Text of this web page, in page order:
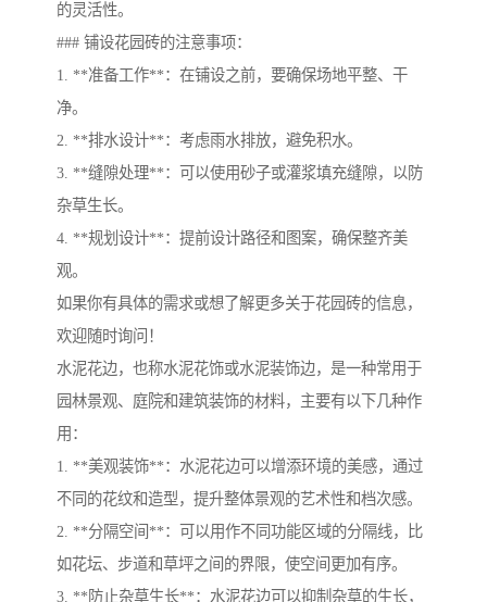
的灵活性。
### 铺设花园砖的注意事项：
1. **准备工作**：在铺设之前，要确保场地平整、干
净。
2. **排水设计**：考虑雨水排放，避免积水。
3. **缝隙处理**：可以使用砂子或灌浆填充缝隙，以防
杂草生长。
4. **规划设计**：提前设计路径和图案，确保整齐美
观。
如果你有具体的需求或想了解更多关于花园砖的信息，
欢迎随时询问！
水泥花边，也称水泥花饰或水泥装饰边，是一种常用于
园林景观、庭院和建筑装饰的材料，主要有以下几种作
用：
1. **美观装饰**：水泥花边可以增添环境的美感，通过
不同的花纹和造型，提升整体景观的艺术性和档次感。
2. **分隔空间**：可以用作不同功能区域的分隔线，比
如花坛、步道和草坪之间的界限，使空间更加有序。
3. **防止杂草生长**：水泥花边可以抑制杂草的生长，